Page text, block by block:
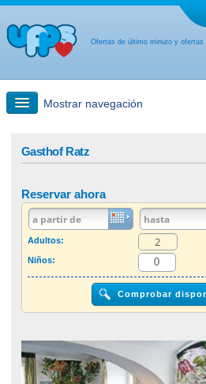
Ofertas de último minuto y ofertas
Mostrar navegación
Oferta de última hora +
otro país
Gasthof Ratz
Reservar ahora
Adultos:
Niños: